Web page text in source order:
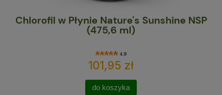
Chlorofil w Płynie Nature's Sunshine NSP
(475,6 ml)
4.9
101,95 zł
do koszyka